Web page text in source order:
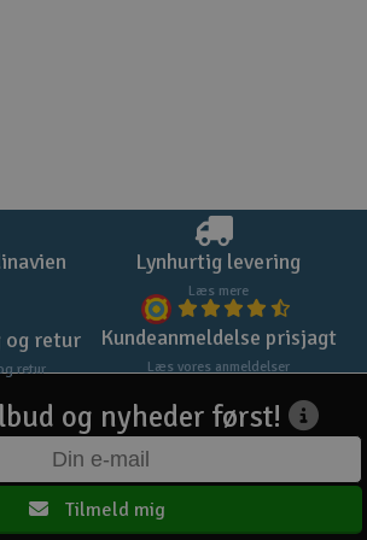
Lynhurtig levering
Læs mere
og retur
retur
Kundeanmeldelse prisjagt
Læs vores anmeldelser
og nyheder først!
Tilmeld mig